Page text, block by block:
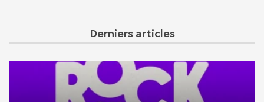
Derniers articles